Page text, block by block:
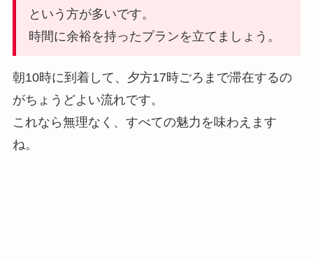
という方が多いです。
時間に余裕を持ったプランを立てましょう。
朝10時に到着して、夕方17時ごろまで滞在するの
がちょうどよい流れです。
これなら無理なく、すべての魅力を味わえます
ね。